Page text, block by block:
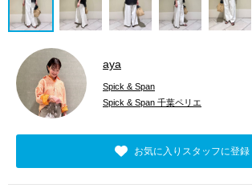
aya
Spick & Span
Spick & Span 千葉ペリエ
お気に入りスタッフに登録